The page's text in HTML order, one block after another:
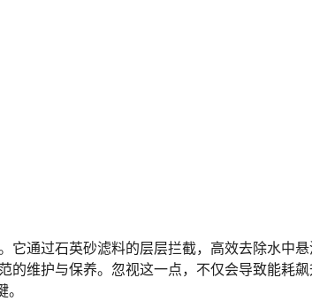
它通过石英砂滤料的层层拦截，高效去除水中
的维护与保养。忽视这一点，不仅会导致能耗